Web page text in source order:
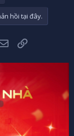
hồi tại đây.
Email